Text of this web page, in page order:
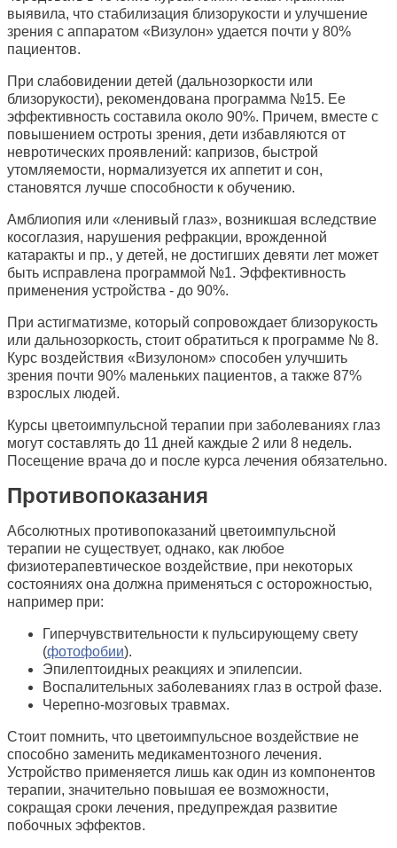
выявила, что стабилизация близорукости и улучшение
зрения с аппаратом «Визулон» удается почти у 80%
пациентов.
При слабовидении детей (дальнозоркости или
близорукости), рекомендована программа №15. Ее
эффективность составила около 90%. Причем, вместе с
повышением остроты зрения, дети избавляются от
невротических проявлений: капризов, быстрой
утомляемости, нормализуется их аппетит и сон,
становятся лучше способности к обучению.
Амблиопия или «ленивый глаз», возникшая вследствие
косоглазия, нарушения рефракции, врожденной
катаракты и пр., у детей, не достигших девяти лет может
быть исправлена программой №1. Эффективность
применения устройства - до 90%.
При астигматизме, который сопровождает близорукость
или дальнозоркость, стоит обратиться к программе № 8.
Курс воздействия «Визулоном» способен улучшить
зрения почти 90% маленьких пациентов, а также 87%
взрослых людей.
Курсы цветоимпульсной терапии при заболеваниях глаз
могут составлять до 11 дней каждые 2 или 8 недель.
Посещение врача до и после курса лечения обязательно.
Противопоказания
Абсолютных противопоказаний цветоимпульсной
терапии не существует, однако, как любое
физиотерапевтическое воздействие, при некоторых
состояниях она должна применяться с осторожностью,
например при:
Гиперчувствительности к пульсирующему свету
(фотофобии).
Эпилептоидных реакциях и эпилепсии.
Воспалительных заболеваниях глаз в острой фазе.
Черепно-мозговых травмах.
Стоит помнить, что цветоимпульсное воздействие не
способно заменить медикаментозного лечения.
Устройство применяется лишь как один из компонентов
терапии, значительно повышая ее возможности,
сокращая сроки лечения, предупреждая развитие
побочных эффектов.